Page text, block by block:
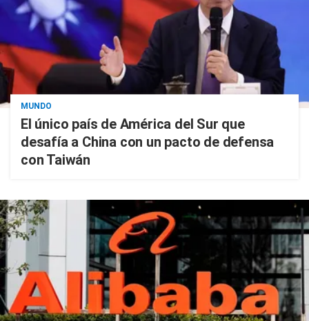
MUNDO
El único país de América del Sur que
desafía a China con un pacto de defensa
con Taiwán